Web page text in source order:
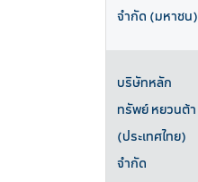
จำกัด (มหาชน)
บริษัทหลัก
ทรัพย์ หยวนต้า
(ประเทศไทย)
จำกัด